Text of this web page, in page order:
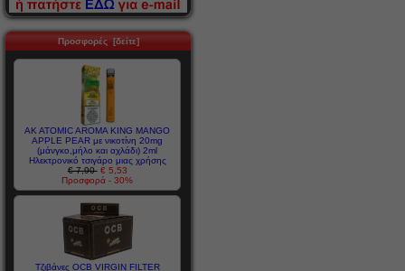
Προσφορές [δείτε]
AK ATOMIC AROMA KING MANGO
APPLE PEAR με νικοτίνη 20mg
(μάνγκο,μήλο και αχλάδι) 2ml
Ηλεκτρονικό τσιγάρο μιας χρήσης
€ 7,90 € 5,53
Προσφορά - 30%
Τζιβάνες OCB VIRGIN FILTER